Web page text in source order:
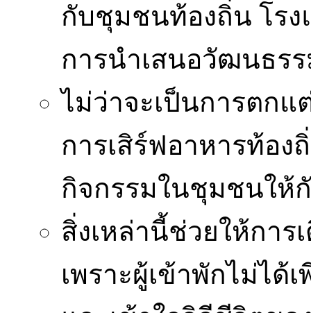
กับชุมชนท้องถิ่น โร
การนำเสนอวัฒนธร
ไม่ว่าจะเป็นการตก
การเสิร์ฟอาหารท้อ
กิจกรรมในชุมชนให้
สิ่งเหล่านี้ช่วยให้กา
เพราะผู้เข้าพักไม่ได้